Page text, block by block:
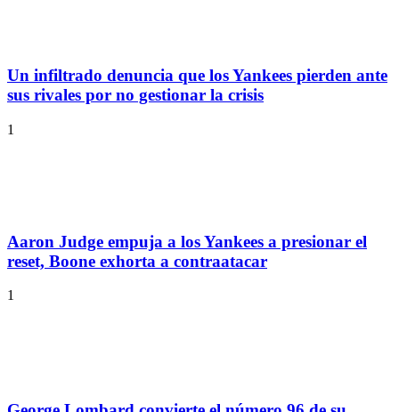
Un infiltrado denuncia que los Yankees pierden ante
sus rivales por no gestionar la crisis
1
Aaron Judge empuja a los Yankees a presionar el
reset, Boone exhorta a contraatacar
1